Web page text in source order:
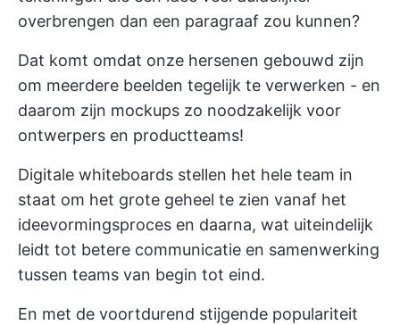
overbrengen dan een paragraaf zou kunnen?
Dat komt omdat onze hersenen gebouwd zijn
om meerdere beelden tegelijk te verwerken - en
daarom zijn mockups zo noodzakelijk voor
ontwerpers en productteams!
Digitale whiteboards stellen het hele team in
staat om het grote geheel te zien vanaf het
ideevormingsproces en daarna, wat uiteindelijk
leidt tot betere communicatie en samenwerking
tussen teams van begin tot eind.
En met de voortdurend stijgende populariteit